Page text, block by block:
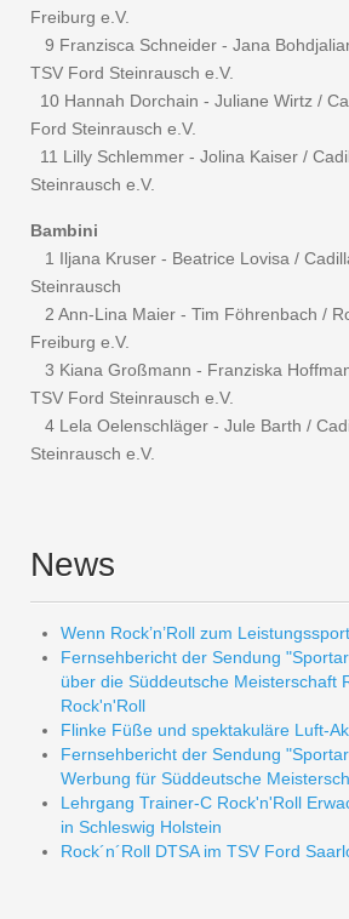
Freiburg e.V.
9 Franzisca Schneider - Jana
TSV Ford Steinrausch e.V.
10 Hannah Dorchain - Juliane Wirtz /
Ford Steinrausch e.V.
11 Lilly Schlemmer - Jolina Kaiser /
Steinrausch e.V.
Bambini
1 Iljana Kruser - Beatrice Lovisa /
Steinrausch
2 Ann-Lina Maier - Tim Föhrenbach /
Freiburg e.V.
3 Kiana Großmann - Franziska
TSV Ford Steinrausch e.V.
4 Lela Oelenschläger - Jule Barth /
Steinrausch e.V.
News
Wenn Rock’n’Roll zum
Fernsehbericht der Sendung
über die Süddeutsche Meisterschaft
Rock'n'Roll
Flinke Füße und spektakuläre Luft-
Fernsehbericht der Sendung
Werbung für Süddeutsche
Lehrgang Trainer-C Rock'n'Roll
in Schleswig Holstein
Rock´n´Roll DTSA im TSV Ford